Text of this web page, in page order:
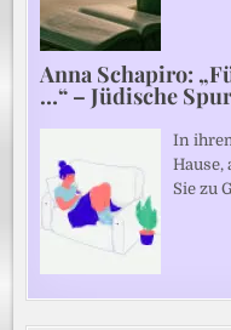
Anna Schapiro:
…“ – Jüdische
In
Hause,
Sie zu